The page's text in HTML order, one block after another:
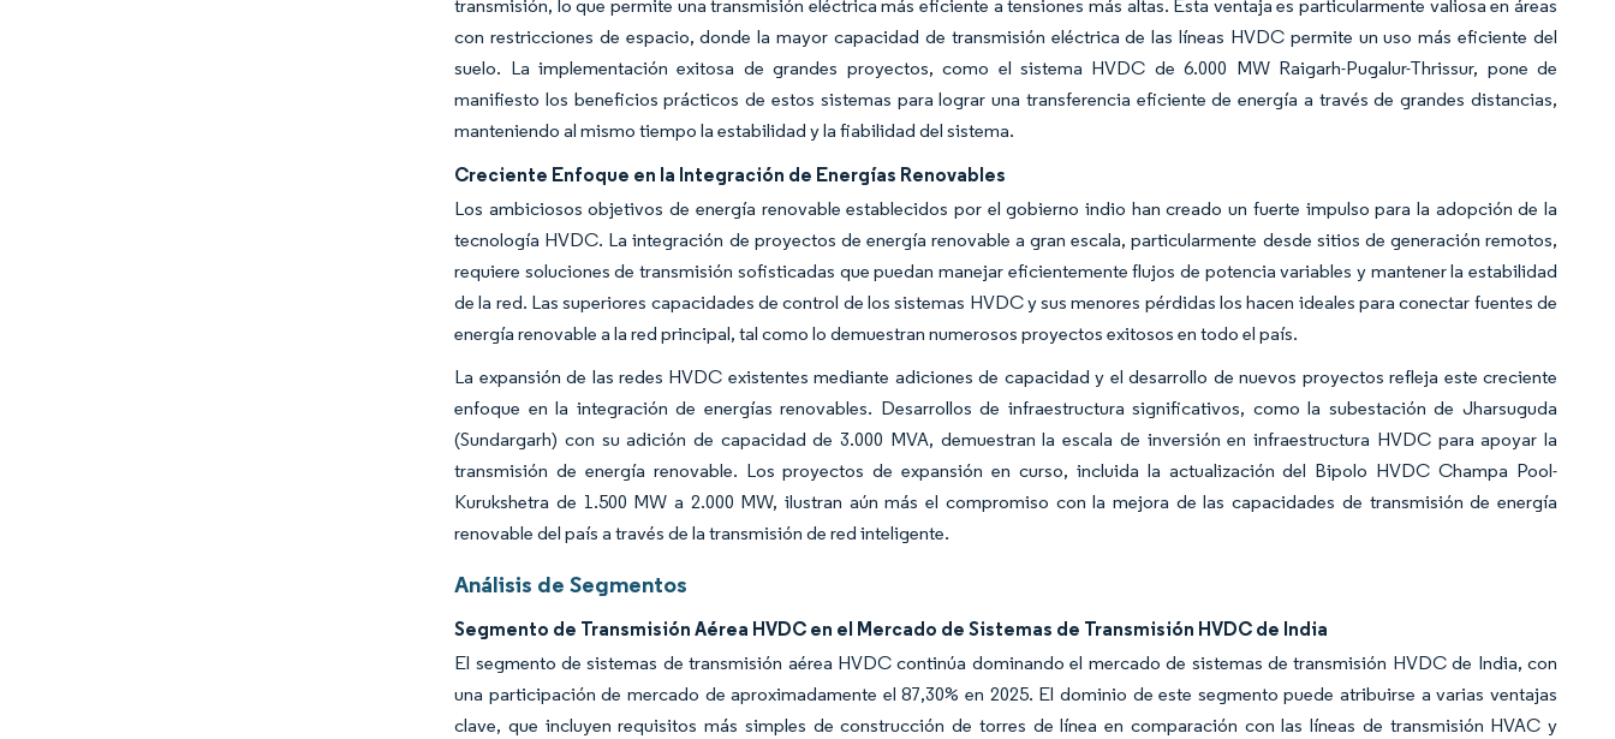
transmisión, lo que permite una transmisión eléctrica más eficiente a tensiones más altas. Esta ventaja es particularmente valiosa en áreas
con restricciones de espacio, donde la mayor capacidad de transmisión eléctrica de las líneas HVDC permite un uso más eficiente del
suelo. La implementación exitosa de grandes proyectos, como el sistema HVDC de 6.000 MW Raigarh-Pugalur-Thrissur, pone de
manifiesto los beneficios prácticos de estos sistemas para lograr una transferencia eficiente de energía a través de grandes distancias,
manteniendo al mismo tiempo la estabilidad y la fiabilidad del sistema.
Creciente Enfoque en la Integración de Energías Renovables
Los ambiciosos objetivos de energía renovable establecidos por el gobierno indio han creado un fuerte impulso para la adopción de la
tecnología HVDC. La integración de proyectos de energía renovable a gran escala, particularmente desde sitios de generación remotos,
requiere soluciones de transmisión sofisticadas que puedan manejar eficientemente flujos de potencia variables y mantener la estabilidad
de la red. Las superiores capacidades de control de los sistemas HVDC y sus menores pérdidas los hacen ideales para conectar fuentes de
energía renovable a la red principal, tal como lo demuestran numerosos proyectos exitosos en todo el país.
La expansión de las redes HVDC existentes mediante adiciones de capacidad y el desarrollo de nuevos proyectos refleja este creciente
enfoque en la integración de energías renovables. Desarrollos de infraestructura significativos, como la subestación de Jharsuguda
(Sundargarh) con su adición de capacidad de 3.000 MVA, demuestran la escala de inversión en infraestructura HVDC para apoyar la
transmisión de energía renovable. Los proyectos de expansión en curso, incluida la actualización del Bipolo HVDC Champa Pool-
Kurukshetra de 1.500 MW a 2.000 MW, ilustran aún más el compromiso con la mejora de las capacidades de transmisión de energía
renovable del país a través de la transmisión de red inteligente.
Análisis de Segmentos
Segmento de Transmisión Aérea HVDC en el Mercado de Sistemas de Transmisión HVDC de India
El segmento de sistemas de transmisión aérea HVDC continúa dominando el mercado de sistemas de transmisión HVDC de India, con
una participación de mercado de aproximadamente el 87,30% en 2025. El dominio de este segmento puede atribuirse a varias ventajas
clave, que incluyen requisitos más simples de construcción de torres de línea en comparación con las líneas de transmisión HVAC y